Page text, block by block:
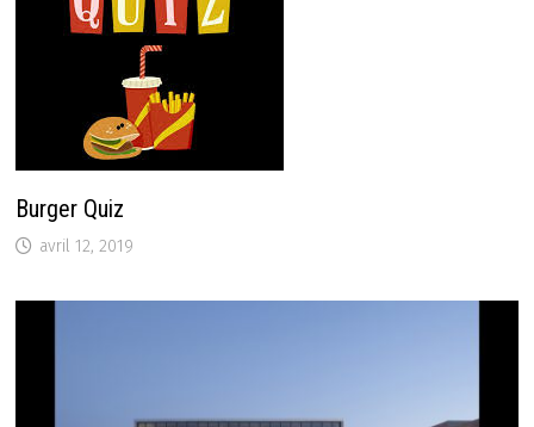
Burger Quiz
avril 12, 2019